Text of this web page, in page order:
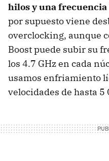
hilos y una frecuencia
por supuesto viene
overclocking, aunque
Boost puede subir su
los 4.7 GHz en cada
usamos enfriamiento
velocidades de hasta 5